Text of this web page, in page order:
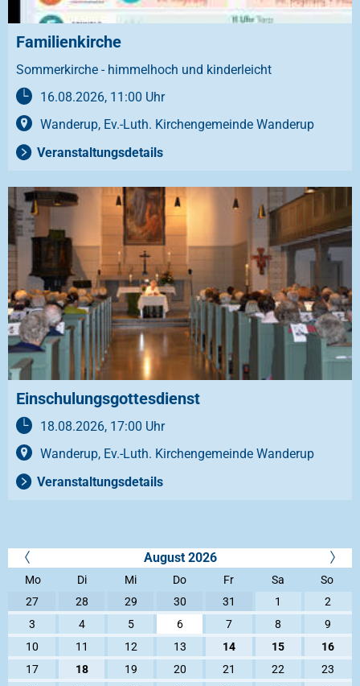
Familienkirche
Sommerkirche - himmelhoch und kinderleicht
16.08.2026, 11:00 Uhr
Wanderup, Ev.-Luth. Kirchengemeinde Wanderup
Veranstaltungsdetails
Einschulungsgottesdienst
18.08.2026, 17:00 Uhr
Wanderup, Ev.-Luth. Kirchengemeinde Wanderup
Veranstaltungsdetails
August 2026
Mo Di Mi Do Fr Sa
So
27
28 29 30 31 1
2
3
4 5 6 7 8
9
10
11 12 13 14 15
16
17
18 19 20 21 22
23